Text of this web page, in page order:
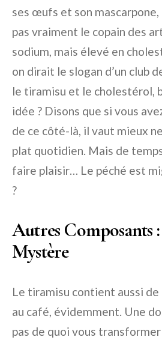
ses œufs et son mascarpone,
pas vraiment le copain des
sodium, mais élevé en
on dirait le slogan d’un club
le tiramisu et le cholestérol,
idée ? Disons que si vous
de ce côté-là, il vaut mieux
plat quotidien. Mais de
faire plaisir… Le péché est
?
Autres Composants
Mystère
Le tiramisu contient aussi de
au café, évidemment. Une
pas de quoi vous